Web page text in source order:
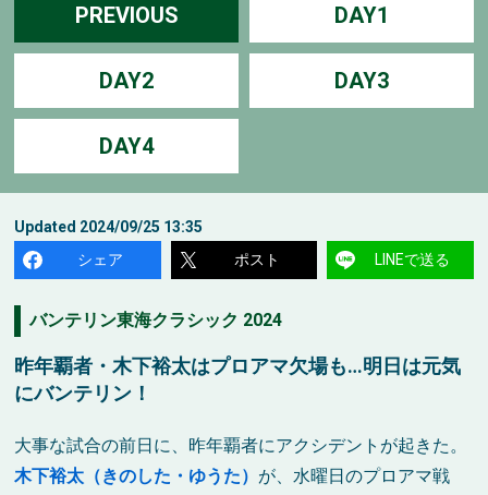
PREVIOUS DAY1
DAY2 DAY3
DAY4
Updated 2024/09/25 13:35
シェア
ポスト LINEで送る
バンテリン東海クラシック 2024
昨年覇者・木下裕太はプロアマ欠場も…明日は元気
にバンテリン！
大事な試合の前日に、昨年覇者にアクシデントが起きた。
木下裕太（きのした・ゆうた） が、水曜日のプロアマ戦